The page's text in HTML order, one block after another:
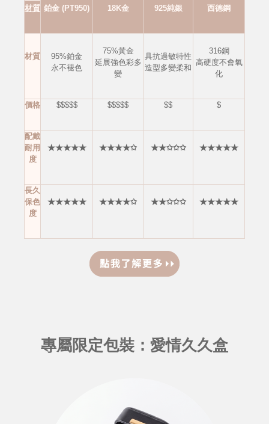
材質 鉑金 (PT950) 18K金 925純銀 西德鋼
材質
95%鉑金
永不褪色
75%黃金
延展強色彩多
變
具抗過敏特性
造型多變柔和
316鋼
高硬度不會氧
化
價格 $$$$$ $$$$$ $$ $
配戴
耐用
度
★★★★★ ★★★★✩ ★★✩✩✩ ★★★★★
長久
保色
度
★★★★★ ★★★★✩ ★★✩✩✩ ★★★★★
專屬限定包裝：愛情久久盒